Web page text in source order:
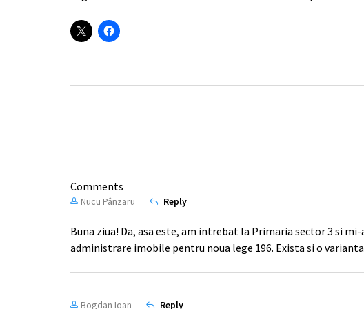
Comments
Nucu Pânzaru Reply
Buna ziua! Da, asa este, am intrebat la Primaria sector 3 si
administrare imobile pentru noua lege 196. Exista si o
Bogdan Ioan Reply